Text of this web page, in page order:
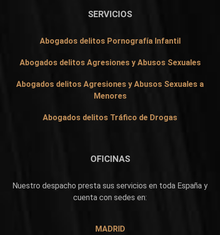
SERVICIOS
Abogados delitos Pornografía Infantil
Abogados delitos Agresiones y Abusos Sexuales
Abogados delitos Agresiones y Abusos Sexuales a
Menores
Abogados delitos Tráfico de Drogas
OFICINAS
Nuestro despacho presta sus servicios en toda España y
cuenta con sedes en:
MADRID